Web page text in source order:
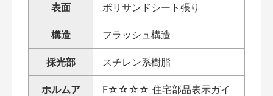
表面 ポリサンドシート張り
構造 フラッシュ構造
採光部 スチレン系樹脂
ホルムア
F☆☆☆☆ 住宅部品表示ガイ